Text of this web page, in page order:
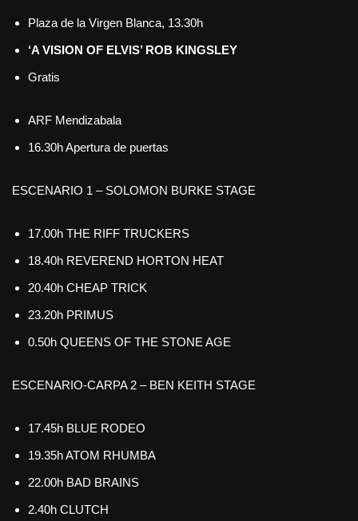
Plaza de la Virgen Blanca, 13.30h
‘A VISION OF ELVIS’ ROB KINGSLEY
Gratis
ARF Mendizabala
16.30h Apertura de puertas
ESCENARIO 1 – SOLOMON BURKE STAGE
17.00h THE RIFF TRUCKERS
18.40h REVEREND HORTON HEAT
20.40h CHEAP TRICK
23.20h PRIMUS
0.50h QUEENS OF THE STONE AGE
ESCENARIO-CARPA 2 – BEN KEITH STAGE
17.45h BLUE RODEO
19.35h ATOM RHUMBA
22.00h BAD BRAINS
2.40h CLUTCH